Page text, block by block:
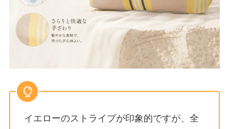
イエローのストライプが印象的ですが、全